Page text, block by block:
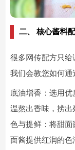
二、 核心酱料
很多网传配方只给
我们会教您如何通
底油增香：选用
温熬出香味，捞出
色与提鲜：将甜
面酱提供红润的色